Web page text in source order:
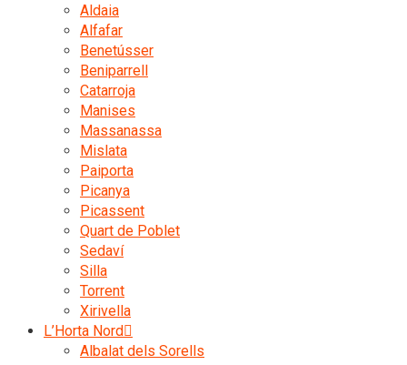
Aldaia
Alfafar
Benetússer
Beniparrell
Catarroja
Manises
Massanassa
Mislata
Paiporta
Picanya
Picassent
Quart de Poblet
Sedaví
Silla
Torrent
Xirivella
L’Horta Nord
Albalat dels Sorells